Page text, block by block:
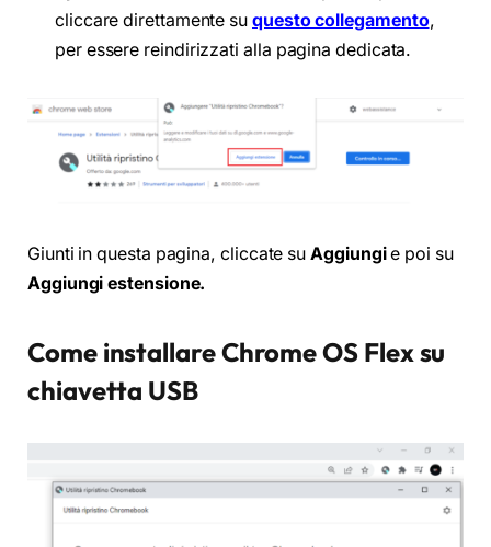
cliccare direttamente suquesto collegamento,
per essere reindirizzati alla pagina dedicata.
Giunti in questa pagina, cliccate suAggiungie poi su
Aggiungi estensione.
Come installare Chrome OS Flex su
chiavetta USB